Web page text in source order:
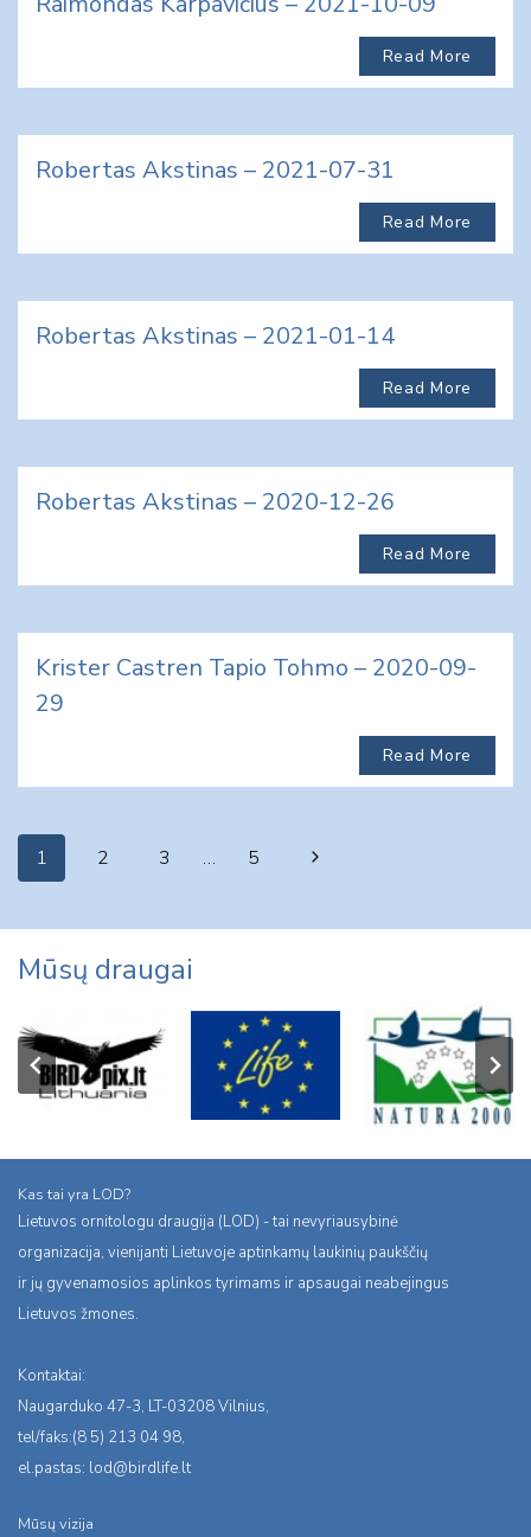
Read More
Robertas Akstinas – 2021-07-31
Read More
Robertas Akstinas – 2021-01-14
Read More
Robertas Akstinas – 2020-12-26
Read More
Krister Castren Tapio Tohmo – 2020-09-
29
Read More
Page
1 2 3 … 5
Next
Mūsų draugai
Kas tai yra LOD?
Lietuvos ornitologu draugija (LOD) - tai nevyriausybinė
organizacija, vienijanti Lietuvoje aptinkamų laukinių paukščių
ir jų gyvenamosios aplinkos tyrimams ir apsaugai neabejingus
Lietuvos žmones.
Kontaktai:
Naugarduko 47-3, LT-03208 Vilnius,
tel/faks:(8 5) 213 04 98,
el.pastas: lod@birdlife.lt
Mūsų vizija